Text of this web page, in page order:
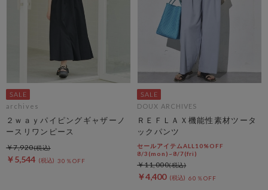
archives
２ｗａｙパイピングギャザーノ
ースリワンピース
￥5,544 30％OFF
￥7,920
DOUX ARCHIVES
ＲＥＦＬＡＸ機能性素材ツータ
ックパンツ
セールアイテムALL10%OFF
8/3(mon)~8/7(fri)
￥4,400 60％OFF
￥11,000